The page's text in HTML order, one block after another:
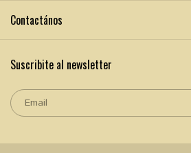
Contactános
Suscribite al newsletter